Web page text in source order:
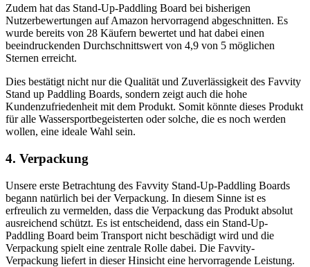
Zudem hat das Stand-Up-Paddling Board bei bisherigen
Nutzerbewertungen auf Amazon hervorragend abgeschnitten. Es
wurde bereits von 28 Käufern bewertet und hat dabei einen
beeindruckenden Durchschnittswert von 4,9 von 5 möglichen
Sternen erreicht.
Dies bestätigt nicht nur die Qualität und Zuverlässigkeit des Favvity
Stand up Paddling Boards, sondern zeigt auch die hohe
Kundenzufriedenheit mit dem Produkt. Somit könnte dieses Produkt
für alle Wassersportbegeisterten oder solche, die es noch werden
wollen, eine ideale Wahl sein.
4. Verpackung
Unsere erste Betrachtung des Favvity Stand-Up-Paddling Boards
begann natürlich bei der Verpackung. In diesem Sinne ist es
erfreulich zu vermelden, dass die Verpackung das Produkt absolut
ausreichend schützt. Es ist entscheidend, dass ein Stand-Up-
Paddling Board beim Transport nicht beschädigt wird und die
Verpackung spielt eine zentrale Rolle dabei. Die Favvity-
Verpackung liefert in dieser Hinsicht eine hervorragende Leistung.